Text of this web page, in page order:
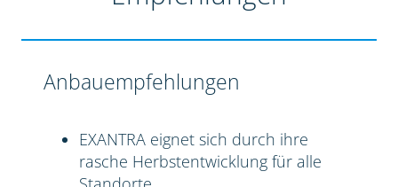
Anbauempfehlungen
EXANTRA eignet sich durch ihre
rasche Herbstentwicklung für alle